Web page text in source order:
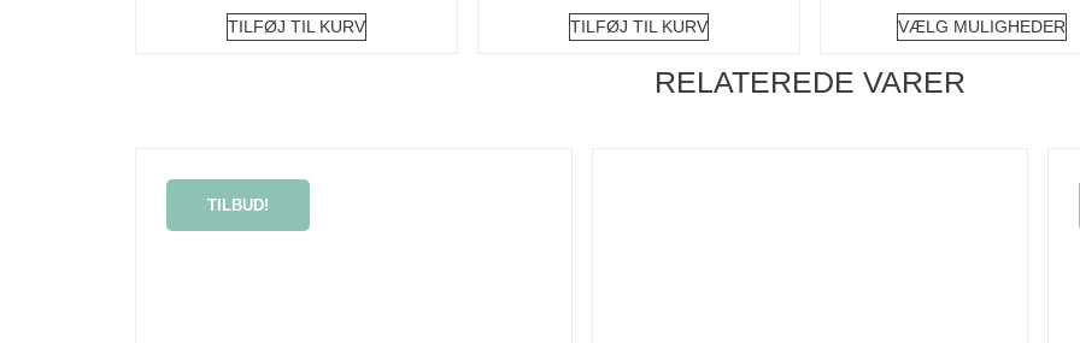
TILFØJ TIL KURV TILFØJ TIL KURV VÆLG MULIGHEDER
RELATEREDE VARER
TILBUD!